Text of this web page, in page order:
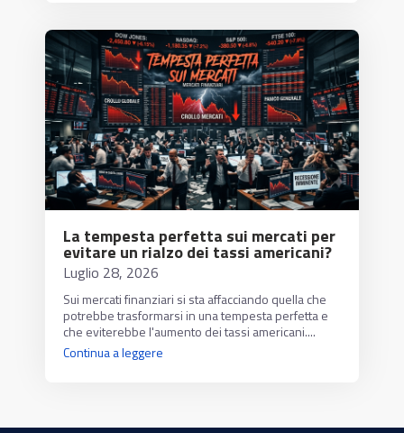
La tempesta perfetta sui mercati per
evitare un rialzo dei tassi americani?
Luglio 28, 2026
Sui mercati finanziari si sta affacciando quella che
potrebbe trasformarsi in una tempesta perfetta e
che eviterebbe l'aumento dei tassi americani....
Continua a leggere